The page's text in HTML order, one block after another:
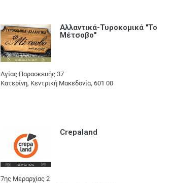
Αλλαντικά-Τυροκομικά "Το
Μέτσοβο"
Αγίας Παρασκευής 37
Κατερίνη, Κεντρική Μακεδονία, 601 00
Crepaland
7ης Μεραρχίας 2